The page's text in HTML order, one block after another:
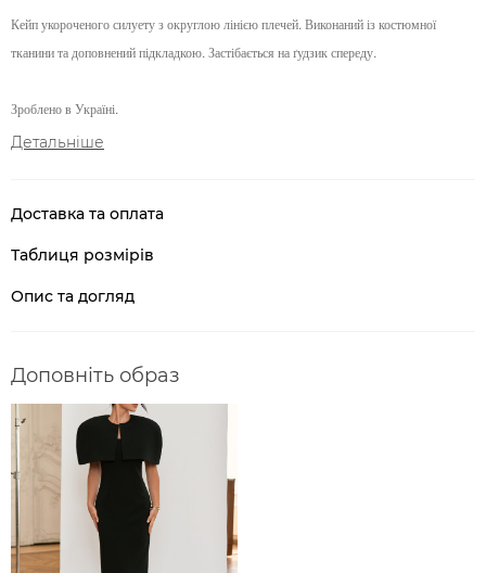
Кейп укороченого силуету з округлою лінією плечей. Виконаний із костюмної
тканини та доповнений підкладкою. Застібається на ґудзик спереду.
Зроблено в Україні.
Детальніше
Доставка та оплата
Таблиця розмірів
Опис та догляд
Доповніть образ